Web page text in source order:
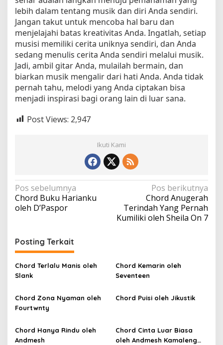
lebih dalam tentang musik dan diri Anda sendiri.
Jangan takut untuk mencoba hal baru dan
menjelajahi batas kreativitas Anda. Ingatlah, setiap
musisi memiliki cerita uniknya sendiri, dan Anda
sedang menulis cerita Anda sendiri melalui musik.
Jadi, ambil gitar Anda, mulailah bermain, dan
biarkan musik mengalir dari hati Anda. Anda tidak
pernah tahu, melodi yang Anda ciptakan bisa
menjadi inspirasi bagi orang lain di luar sana.
Post Views: 2,947
Ikuti Kami
N
a
g
a
s
p
o
s
Pos sebelumnya
Chord Buku Harianku
oleh D’Paspor
Pos berikutnya
Chord Anugerah
Terindah Yang Pernah
Kumiliki oleh Sheila On 7
Posting Terkait
Chord Terlalu Manis oleh
Slank
Chord Kemarin oleh
Seventeen
Chord Zona Nyaman oleh
Fourtwnty
Chord Puisi oleh Jikustik
Chord Hanya Rindu oleh
Andmesh
Chord Cinta Luar Biasa
oleh Andmesh Kamaleng